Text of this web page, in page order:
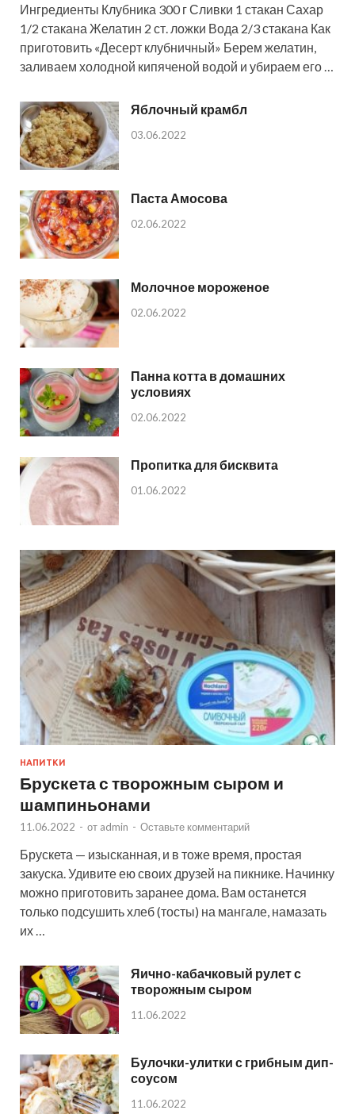
Ингредиенты Клубника 300 г Сливки 1 стакан Сахар
1/2 стакана Желатин 2 ст. ложки Вода 2/3 стакана Как
приготовить «Десерт клубничный» Берем желатин,
заливаем холодной кипяченой водой и убираем его …
Яблочный крамбл
03.06.2022
Паста Амосова
02.06.2022
Молочное мороженое
02.06.2022
Панна котта в домашних
условиях
02.06.2022
Пропитка для бисквита
01.06.2022
НАПИТКИ
Брускета с творожным сыром и
шампиньонами
11.06.2022 - от admin - Оставьте комментарий
Брускета — изысканная, и в тоже время, простая
закуска. Удивите ею своих друзей на пикнике. Начинку
можно приготовить заранее дома. Вам останется
только подсушить хлеб (тосты) на мангале, намазать
их …
Яично-кабачковый рулет с
творожным сыром
11.06.2022
Булочки-улитки с грибным дип-
соусом
11.06.2022